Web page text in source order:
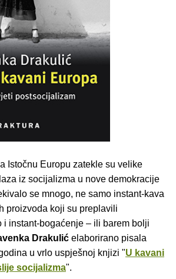
Istočnu Europu zatekle su velike
iz socijalizma u nove demokracije
se mnogo, ne samo instant-kava
proizvoda koji su preplavili
i instant-bogaćenje – ili barem bolji
Drakulić elaborirano pisala
u vrlo uspješnoj knjizi "U kavani
socijalizma".